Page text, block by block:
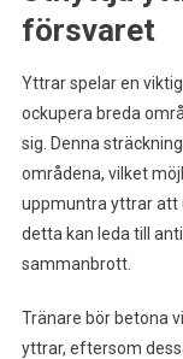
försvaret
Yttrar spelar en
ockupera breda
sig. Denna
områdena, vilket
uppmuntra yttrar att
detta kan leda till
sammanbrott.
Tränare bör betona
yttrar, eftersom